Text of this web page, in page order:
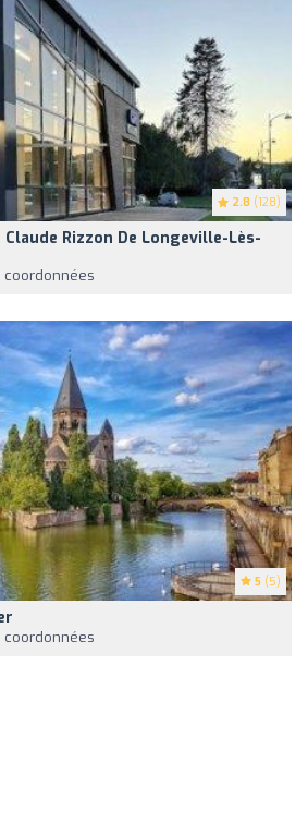
2.8 (128)
Rizzon De Longeville-Lès-
5 (5)